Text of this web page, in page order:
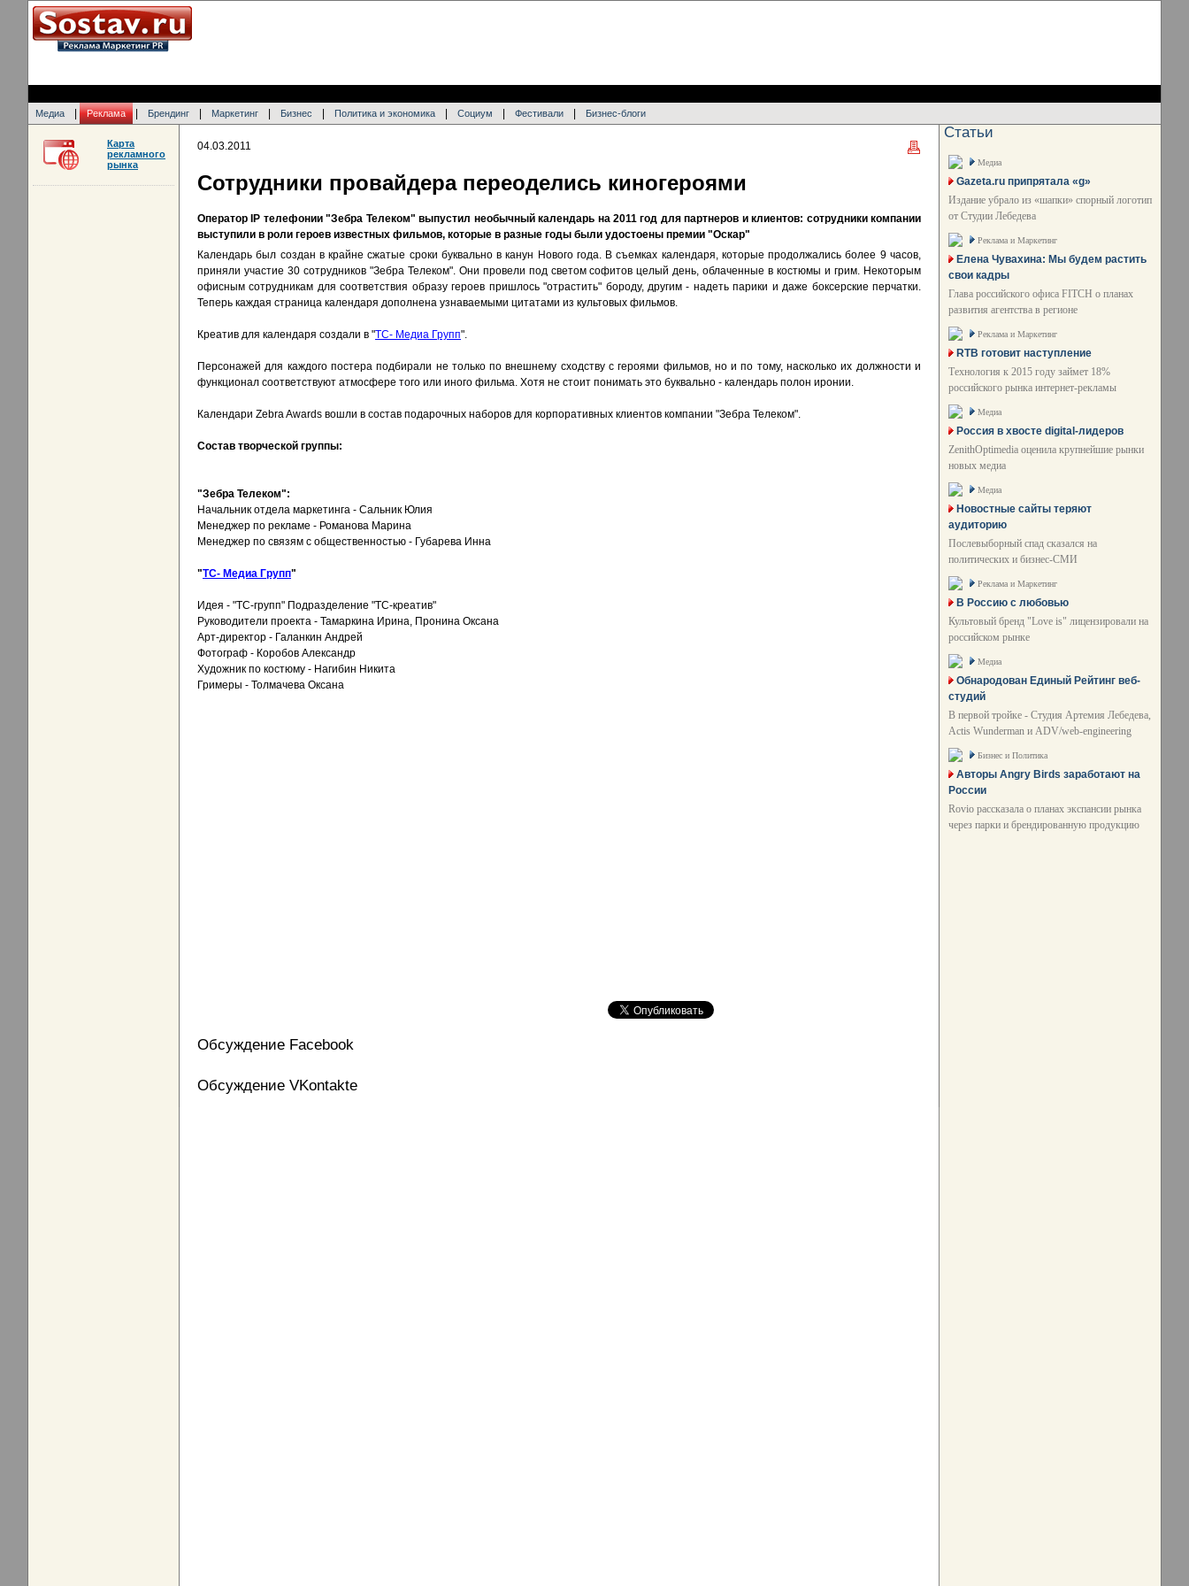
Медиа Реклама Брендинг Маркетинг Бизнес Политика и экономика Социум Фестивали Бизнес-блоги
04.03.2011
Сотрудники провайдера переоделись киногероями
Оператор IP телефонии "Зебра Телеком" выпустил необычный календарь на 2011 год для партнеров и клиентов: сотрудники компании
выступили в роли героев известных фильмов, которые в разные годы были удостоены премии "Оскар"
Календарь был создан в крайне сжатые сроки буквально в канун Нового года. В съемках календаря, которые продолжались более 9 часов,
приняли участие 30 сотрудников "Зебра Телеком". Они провели под светом софитов целый день, облаченные в костюмы и грим. Некоторым
офисным сотрудникам для соответствия образу героев пришлось "отрастить" бороду, другим - надеть парики и даже боксерские перчатки.
Теперь каждая страница календаря дополнена узнаваемыми цитатами из культовых фильмов.
Креатив для календаря создали в "ТС- Медиа Групп".
Персонажей для каждого постера подбирали не только по внешнему сходству с героями фильмов, но и по тому, насколько их должности и
функционал соответствуют атмосфере того или иного фильма. Хотя не стоит понимать это буквально - календарь полон иронии.
Календари Zebra Awards вошли в состав подарочных наборов для корпоративных клиентов компании "Зебра Телеком".
Состав творческой группы:
"Зебра Телеком":
Начальник отдела маркетинга - Сальник Юлия
Менеджер по рекламе - Романова Марина
Менеджер по связям с общественностью - Губарева Инна
"ТС- Медиа Групп"
Идея - "ТС-групп" Подразделение "ТС-креатив"
Руководители проекта - Тамаркина Ирина, Пронина Оксана
Арт-директор - Галанкин Андрей
Фотограф - Коробов Александр
Художник по костюму - Нагибин Никита
Гримеры - Толмачева Оксана
Обсуждение Facebook
Обсуждение VKontakte
Карта
рекламного
рынка
Статьи
Медиа
Gazeta.ru припрятала «g»
Издание убрало из «шапки» спорный логотип
от Студии Лебедева
Реклама и Маркетинг
Елена Чувахина: Мы будем растить
свои кадры
Глава российского офиса FITCH о планах
развития агентства в регионе
Реклама и Маркетинг
RTB готовит наступление
Технология к 2015 году займет 18%
российского рынка интернет-рекламы
Медиа
Россия в хвосте digital-лидеров
ZenithOptimedia оценила крупнейшие рынки
новых медиа
Медиа
Новостные сайты теряют
аудиторию
Послевыборный спад сказался на
политических и бизнес-СМИ
Реклама и Маркетинг
В Россию с любовью
Культовый бренд "Love is" лицензировали на
российском рынке
Медиа
Обнародован Единый Рейтинг веб-
студий
В первой тройке - Студия Артемия Лебедева,
Actis Wunderman и ADV/web-engineering
Бизнес и Политика
Авторы Angry Birds заработают на
России
Rovio рассказала о планах экспансии рынка
через парки и брендированную продукцию